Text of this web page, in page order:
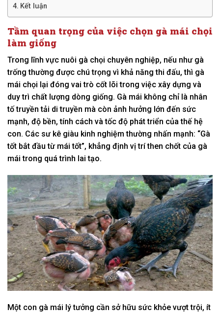
Kết luận
Tầm quan trọng của việc chọn gà mái chọi
làm giống
Trong lĩnh vực nuôi gà chọi chuyên nghiệp, nếu như gà
trống thường được chú trọng vì khả năng thi đấu, thì gà
mái chọi lại đóng vai trò cốt lõi trong việc xây dựng và
duy trì chất lượng dòng giống. Gà mái không chỉ là nhân
tố truyền tải di truyền mà còn ảnh hưởng lớn đến sức
mạnh, độ bền, tính cách và tốc độ phát triển của thế hệ
con. Các sư kê giàu kinh nghiệm thường nhấn mạnh: “Gà
tốt bắt đầu từ mái tốt”, khẳng định vị trí then chốt của gà
mái trong quá trình lai tạo.
Một con gà mái lý tưởng cần sở hữu sức khỏe vượt trội, ít